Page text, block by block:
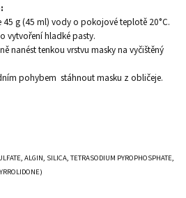
45 g (45 ml) vody o pokojové teplotě 20°C.
vytvoření hladké pasty.
nanést tenkou vrstvu masky na vyčištěný
pohybem stáhnout masku z obličeje.
ALGIN, SILICA, TETRASODIUM PYROPHOSPHATE,